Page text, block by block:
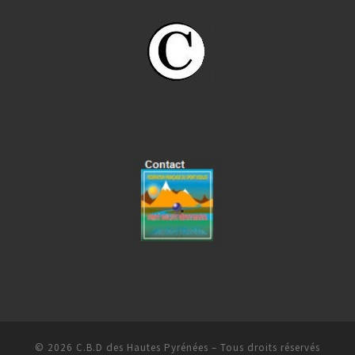
© 2026 C.B.D des Hautes Pyrénées – Tous droits réservés